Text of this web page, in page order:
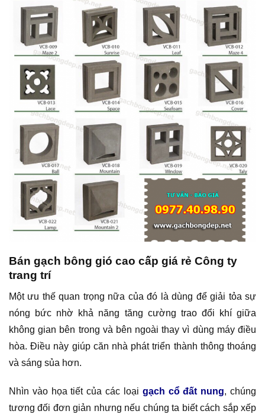
Bán gạch bông gió cao cấp giá rẻ Công ty
trang trí
Một ưu thế quan trọng nữa củađó là dùng để giải tỏa sự
nóng bức nhờ khả năng tăng cường trao đổi khí giữa
không gian bên trong và bên ngoài thay vì dùng máy điều
hòa. Điều này giúp căn nhà phát triển thành thông thoáng
và sáng sủa hơn.
Nhìn vào họa tiết của các loại gạch cổ đất nung, chúng
tương đối đơn giản nhưng nếu chúng ta biết cách sắp xếp